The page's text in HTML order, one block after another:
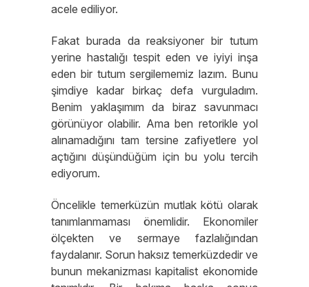
acele ediliyor.
Fakat burada da reaksiyoner bir tutum
yerine hastalığı tespit eden ve iyiyi inşa
eden bir tutum sergilememiz lazım. Bunu
şimdiye kadar birkaç defa vurguladım.
Benim yaklaşımım da biraz savunmacı
görünüyor olabilir. Ama ben retorikle yol
alınamadığını tam tersine zafiyetlere yol
açtığını düşündüğüm için bu yolu tercih
ediyorum.
Öncelikle temerküzün mutlak kötü olarak
tanımlanmaması önemlidir. Ekonomiler
ölçekten ve sermaye fazlalığından
faydalanır. Sorun haksız temerküzdedir ve
bunun mekanizması kapitalist ekonomide